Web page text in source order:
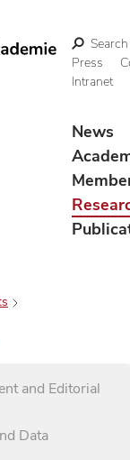
Search
Press
Intranet
News
and Editorial
Data